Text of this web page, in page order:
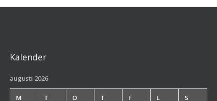
Kalender
augusti 2026
M T O T F L S